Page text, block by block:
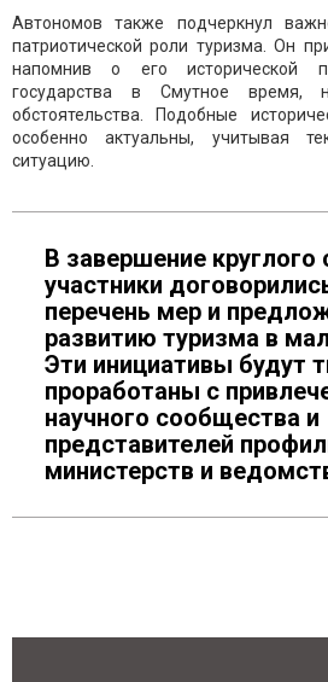
Автономов также подчеркнул
патриотической роли туризма. Он
напомнив о его исторической
государства в Смутное время,
обстоятельства. Подобные
особенно актуальны, учитывая
ситуацию.
В завершение круглого
участники
перечень мер и
развитию туризма в
Эти инициативы будут
проработаны с
научного сообщества и
представителей
министерств и